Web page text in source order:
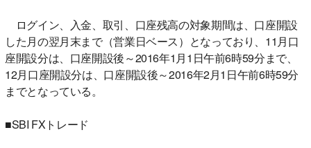
ログイン、入金、取引、口座残高の対象期間は、口座開設
した月の翌月末まで（営業日ベース）となっており、11月口
座開設分は、口座開設後～2016年1月1日午前6時59分まで、
12月口座開設分は、口座開設後～2016年2月1日午前6時59分
までとなっている。
■SBI FXトレード